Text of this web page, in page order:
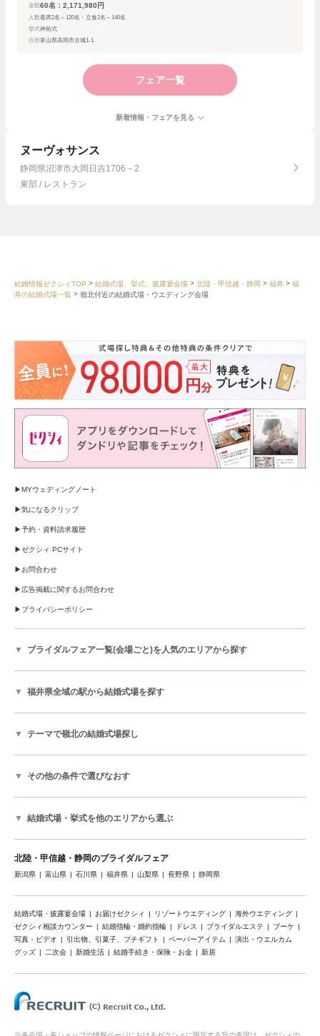
金額60名：2,171,980円
人数着席2名～120名・立食2名～140名
挙式神前式
住所富山県高岡市古城1-1
フェア一覧
新着情報・フェアを見る
ヌーヴォサンス
静岡県沼津市大岡日吉1706－2
東部 / レストラン
結婚情報ゼクシィTOP 結婚式場、挙式、披露宴会場 北陸・甲信越・静岡 福井
福
井の結婚式場一覧
嶺北付近の結婚式場・ウエディング会場
MYウェディングノート
気になるクリップ
予約・資料請求履歴
ゼクシィ PCサイト
お問合わせ
広告掲載に関するお問合わせ
プライバシーポリシー
ブライダルフェア一覧(会場ごと)を人気のエリアから探す
福井県全域の駅から結婚式場を探す
テーマで嶺北の結婚式場探し
その他の条件で選びなおす
結婚式場・挙式を他のエリアから選ぶ
北陸・甲信越・静岡のブライダルフェア
新潟県 富山県 石川県 福井県 山梨県 長野県 静岡県
結婚式場・披露宴会場 お届けゼクシィ リゾートウエディング
海外ウエディング
ゼクシィ相談カウンター
結婚指輪・婚約指輪 ドレス ブライダルエステ
ブーケ
写真・ビデオ
引出物、引菓子、プチギフト ペーパーアイテム
演出・ウエルカム
グッズ
二次会 新婚生活 結婚手続き・保険・お金 新居